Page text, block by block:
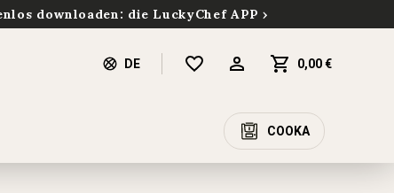
downloaden: die LuckyChef APP
DE 0,00 €
COOKA